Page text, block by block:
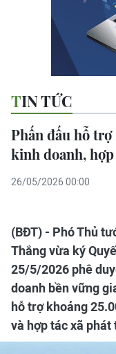
TIN TỨC
Phấn đấu hỗ
kinh doanh,
26/05/2026 00:00
(BĐT) - Phó Thủ
Thắng vừa ký
25/5/2026 phê
doanh bền vững
hỗ trợ khoảng
và hợp tác xã